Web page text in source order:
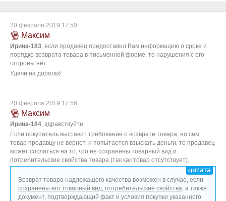
20 февраля 2019 17:50
Максим
Ирина-183, если продавец предоставил Вам информацию о сроке и
порядке возврата товара в письменной форме, то нарушения с его
стороны нет.
Удачи на дорогах!
20 февраля 2019 17:56
Максим
Ирина-184, здравствуйте.
Если покупатель выставит требование о возврате товара, но сам
товар продавцу не вернет, и попытается взыскать деньги, то продавец
может сослаться на то, что не сохранены товарный вид и
потребительские свойства товара (так как товар отсутствует).
Возврат товара надлежащего качества возможен в случае, если
сохранены его товарный вид, потребительские свойства, а также
документ, подтверждающий факт и условия покупки указанного